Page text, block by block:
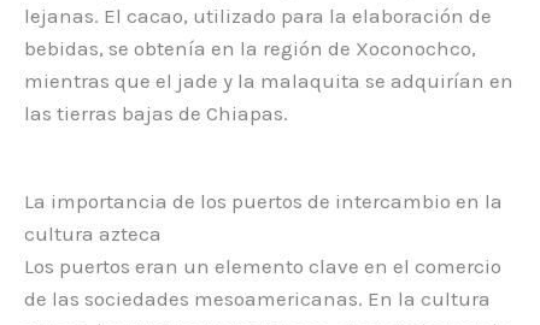
lejanas. El cacao, utilizado para la elaboración de
bebidas, se obtenía en la región de Xoconochco,
mientras que el jade y la malaquita se adquirían en
las tierras bajas de Chiapas.
La importancia de los puertos de intercambio en la
cultura azteca
Los puertos eran un elemento clave en el comercio
de las sociedades mesoamericanas. En la cultura